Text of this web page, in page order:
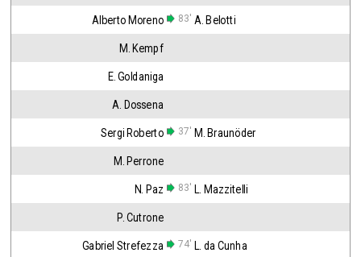
Alberto Moreno 83' A. Belotti
M. Kempf
E. Goldaniga
A. Dossena
Sergi Roberto 37' M. Braunöder
M. Perrone
N. Paz 83' L. Mazzitelli
P. Cutrone
Gabriel Strefezza 74' L. da Cunha